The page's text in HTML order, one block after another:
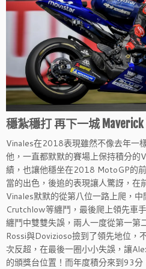
穩紮穩打 再下一城 Maverick
Vinales在2018表現雖然不像去年一
他，一直都默默的賽場上保持積分的
績，也讓他穩坐在2018 MotoGP的
當的出色，後追的表現讓人驚訝，在
Vinales默默的從第八位一路上爬，
Crutchlow等纏鬥，最後爬上領先車
纏鬥中雙雙失誤，兩人一度從第一第
Rossi與Dovizioso撿到了領先地位，
次反超，在最後一圈小小失誤，讓
的頒獎台位置！而年度積分來到93分